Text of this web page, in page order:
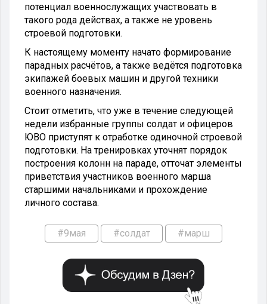
потенциал военнослужащих участвовать в
такого рода действах, а также не уровень
строевой подготовки.
К настоящему моменту начато формирование
парадных расчётов, а также ведётся подготовка
экипажей боевых машин и другой техники
военного назначения.
Стоит отметить, что уже в течение следующей
недели избранные группы солдат и офицеров
ЮВО приступят к отработке одиночной строевой
подготовки. На тренировках уточнят порядок
построения колонн на параде, отточат элементы
приветствия участников военного марша
старшими начальниками и прохождение
личного состава.
#9мая #солдат #марш